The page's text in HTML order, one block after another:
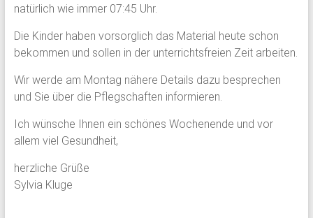
natürlich wie immer 07:45 Uhr.
Die Kinder haben vorsorglich das Material heute schon
bekommen und sollen in der unterrichtsfreien Zeit arbeiten.
Wir werde am Montag nähere Details dazu besprechen
und Sie über die Pflegschaften informieren.
Ich wünsche Ihnen ein schönes Wochenende und vor
allem viel Gesundheit,
herzliche Grüße
Sylvia Kluge